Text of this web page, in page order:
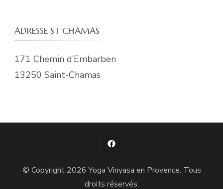
ADRESSE ST CHAMAS
171 Chemin d’Embarben
13250 Saint-Chamas
© Copyright 2026Yoga Vinyasa en Provence. Tous
droits réservés.